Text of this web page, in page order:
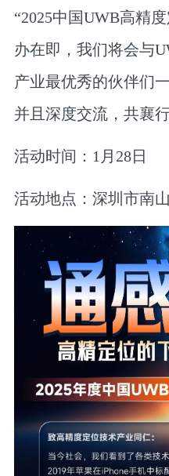
“2025中国UWB高精
办在即，我们将会与
产业最优秀的伙伴们
并且深度交流，共襄行
活动时间： 1月28日
活动地点： 深圳市南